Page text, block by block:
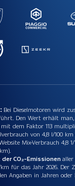
Bei Dieselmotoren wird
Den Wert erhält
mit dem Faktor 113
von 4,8 l/100 km
Mix-Verbrauch 4,8
CO₂-Emissionenaller
für das Jahr 2026. Der
Angaben in Jahren